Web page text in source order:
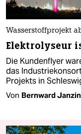
Wasserstoffprojekt
Elektrolyseur
Die Kundenflyer
das
Projekts in
Von Bernward